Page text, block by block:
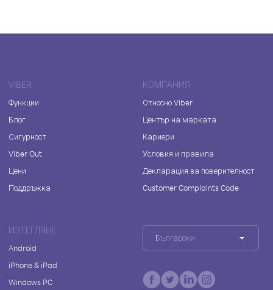
VIBER
Функции
Блог
Сигурност
Viber Out
Цени
Поддръжка
КОМПАНИЯ
Относно Viber
Център на марката
Кариери
Условия и правила
Декларация за поверителност
Customer Complaints Code
ИЗТЕГЛЯНЕ
Android
iPhone & iPad
Windows PC
Български